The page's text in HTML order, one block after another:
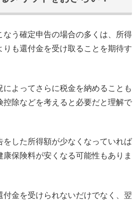
う確定申告の場合の多くは、
所得
りも還付金を受け取ることを期待す
によってさらに税金を納めることも
控除などを考えると必要だと理解で
をした所得額が少なくなっていれば
康保険料が安くなる可能性もありま
金を受けられないだけでなく、 翌